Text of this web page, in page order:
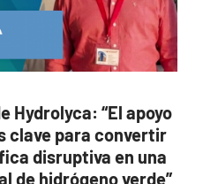
Hydrolyca: “El apoyo
clave para convertir
disruptiva en una
de hidrógeno verde”